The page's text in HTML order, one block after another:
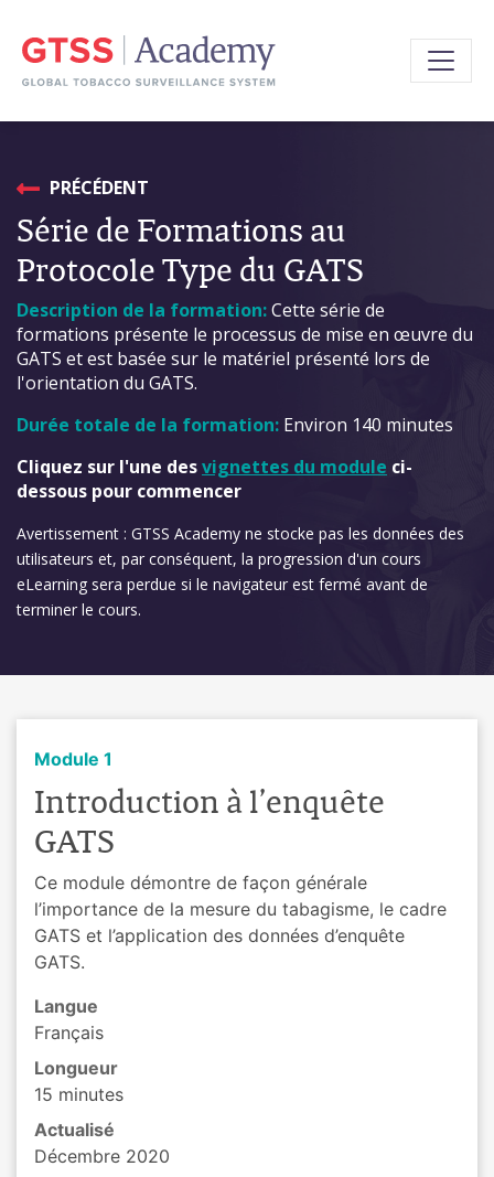
PRÉCÉDENT
Série de Formations au
Protocole Type du GATS
Description de la formation:Cette série de
formations présente le processus de mise en œuvre du
GATS et est basée sur le matériel présenté lors de
l'orientation du GATS.
Durée totale de la formation: Environ 140 minutes
Cliquez sur l'une desvignettes du module ci-
dessous pour commencer
Avertissement : GTSS Academy ne stocke pas les données des
utilisateurs et, par conséquent, la progression d'un cours
eLearning sera perdue si le navigateur est fermé avant de
terminer le cours.
Module 1
Introduction à l’enquête
GATS
Ce module démontre de façon générale
l’importance de la mesure du tabagisme, le cadre
GATS et l’application des données d’enquête
GATS.
Langue
Français
Longueur
15 minutes
Actualisé
Décembre 2020